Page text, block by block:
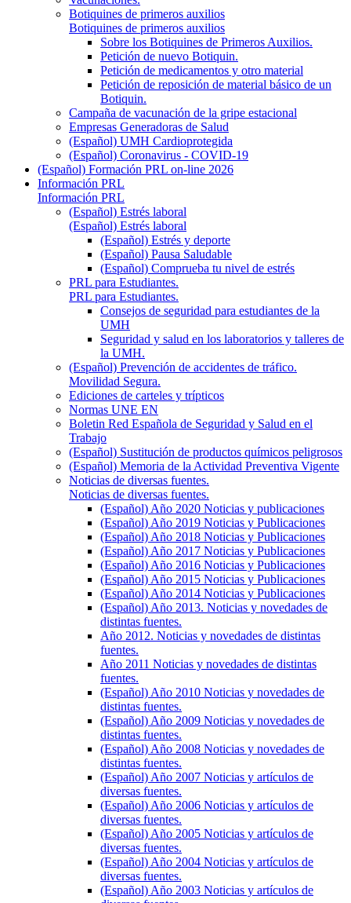
Botiquines de primeros auxilios
Botiquines de primeros auxilios
Sobre los Botiquines de Primeros Auxilios.
Petición de nuevo Botiquin.
Petición de medicamentos y otro material
Petición de reposición de material básico de un
Botiquin.
Campaña de vacunación de la gripe estacional
Empresas Generadoras de Salud
(Español) UMH Cardioprotegida
(Español) Coronavirus - COVID-19
(Español) Formación PRL on-line 2026
Información PRL
Información PRL
(Español) Estrés laboral
(Español) Estrés laboral
(Español) Estrés y deporte
(Español) Pausa Saludable
(Español) Comprueba tu nivel de estrés
PRL para Estudiantes.
PRL para Estudiantes.
Consejos de seguridad para estudiantes de la
UMH
Seguridad y salud en los laboratorios y talleres de
la UMH.
(Español) Prevención de accidentes de tráfico.
Movilidad Segura.
Ediciones de carteles y trípticos
Normas UNE EN
Boletin Red Española de Seguridad y Salud en el
Trabajo
(Español) Sustitución de productos químicos peligrosos
(Español) Memoria de la Actividad Preventiva Vigente
Noticias de diversas fuentes.
Noticias de diversas fuentes.
(Español) Año 2020 Noticias y publicaciones
(Español) Año 2019 Noticias y Publicaciones
(Español) Año 2018 Noticias y Publicaciones
(Español) Año 2017 Noticias y Publicaciones
(Español) Año 2016 Noticias y Publicaciones
(Español) Año 2015 Noticias y Publicaciones
(Español) Año 2014 Noticias y Publicaciones
(Español) Año 2013. Noticias y novedades de
distintas fuentes.
Año 2012. Noticias y novedades de distintas
fuentes.
Año 2011 Noticias y novedades de distintas
fuentes.
(Español) Año 2010 Noticias y novedades de
distintas fuentes.
(Español) Año 2009 Noticias y novedades de
distintas fuentes.
(Español) Año 2008 Noticias y novedades de
distintas fuentes.
(Español) Año 2007 Noticias y artículos de
diversas fuentes.
(Español) Año 2006 Noticias y artículos de
diversas fuentes.
(Español) Año 2005 Noticias y artículos de
diversas fuentes.
(Español) Año 2004 Noticias y artículos de
diversas fuentes.
(Español) Año 2003 Noticias y artículos de